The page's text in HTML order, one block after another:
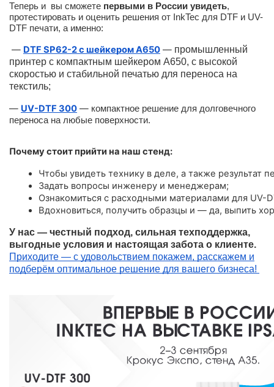
Теперь и вы сможете первыми в России увидеть,
протестировать и оценить решения от InkTec для DTF и UV-
DTF печати, а именно:
— DTF SP62-2 с шейкером A650 — промышленный
принтер с компактным шейкером А650, с высокой
скоростью и стабильной печатью для переноса на
текстиль;
— UV-DTF 300 — компактное решение для долговечного
переноса на любые поверхности.
Почему стоит прийти на наш стенд:
Чтобы увидеть технику в деле, а также результат
Задать вопросы инженеру и менеджерам;
Ознакомиться с расходными материалами для UV-
Вдохновиться, получить образцы и — да, выпить
У нас — честный подход, сильная техподдержка,
выгодные условия и настоящая забота о клиенте.
Приходите — с удовольствием покажем, расскажем и
подберём оптимальное решение для вашего бизнеса!